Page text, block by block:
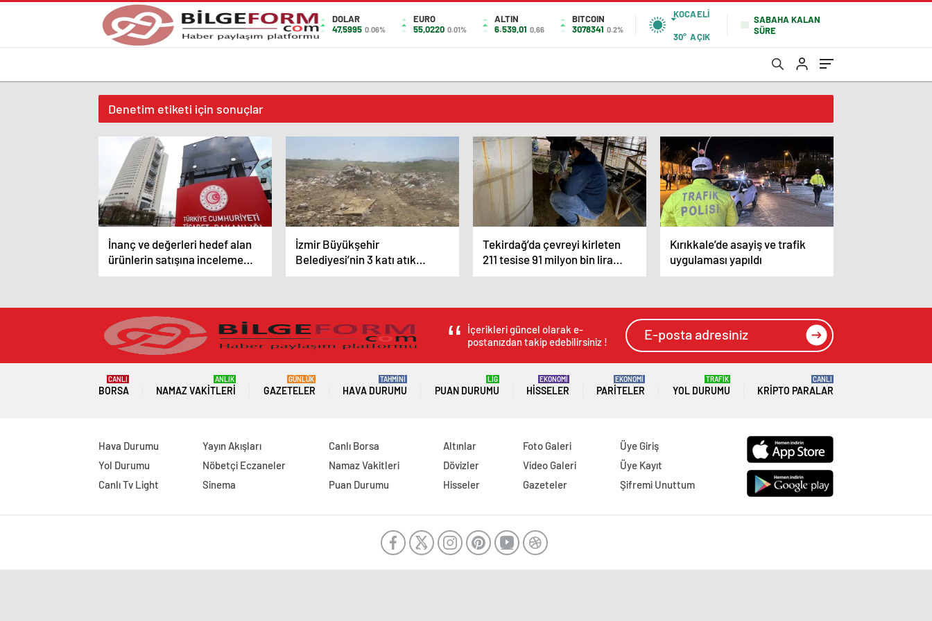
DOLAR
47,5995 0.06%
EURO
55,0220 0.01%
ALTIN
6.539,01 0,66
BITCOIN
3078341 0.2%
KOCAELI
30° AÇIK
SABAHA KALAN
SÜRE
Denetim etiketi için sonuçlar
İnanç ve değerleri hedef alan
ürünlerin satışına inceleme
başlatıldı
İzmir Büyükşehir
Belediyesi’nin 3 katı atık
tesisine 9,3 milyon lira para
Tekirdağ’da çevreyi kirleten
211 tesise 91 milyon bin lira
ceza
Kırıkkale’de asayiş ve trafik
uygulaması yapıldı
İçerikleri güncel olarak e-
postanızdan takip edebilirsiniz !
BORSA
CANLI
NAMAZ VAKITLERI
ANLIK
GAZETELER
GÜNLÜK
HAVA DURUMU
TAHMİNİ
PUAN DURUMU
LİG
HISSELER
EKONOMİ
PARITELER
EKONOMİ
YOL DURUMU
TRAFİK
KRIPTO PARALAR
CANLI
Hava Durumu
Yol Durumu
Canlı Tv Light
Yayın Akışları
Nöbetçi Eczaneler
Sinema
Canlı Borsa
Namaz Vakitleri
Puan Durumu
Altınlar
Dövizler
Hisseler
Foto Galeri
Video Galeri
Gazeteler
Üye Giriş
Üye Kayıt
Şifremi Unuttum